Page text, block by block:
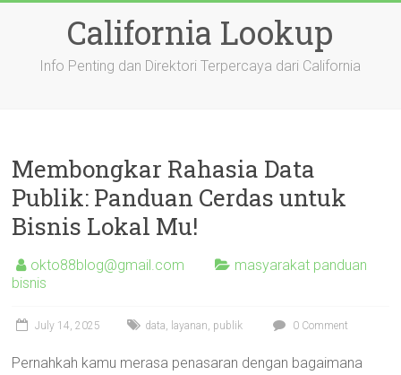
California Lookup
Info Penting dan Direktori Terpercaya dari California
Membongkar Rahasia Data
Publik: Panduan Cerdas untuk
Bisnis Lokal Mu!
okto88blog@gmail.com
masyarakat panduan
bisnis
July 14, 2025 data, layanan, publik 0 Comment
Pernahkah kamu merasa penasaran dengan bagaimana